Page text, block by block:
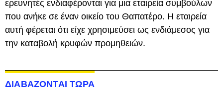
ερευνητές ενδιαφέρονται για μια εταιρεία συμβούλων
που ανήκε σε έναν οικείο του Θαπατέρο. Η εταιρεία
αυτή φέρεται ότι είχε χρησιμεύσει ως ενδιάμεσος για
την καταβολή κρυφών προμηθειών.
ΔΙΑΒΑΖΟΝΤΑΙ ΤΩΡΑ